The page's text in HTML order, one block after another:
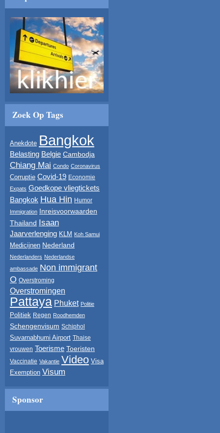
Zoek Op Tags
Anekdote Bangkok
Belasting Belgie Cambodja
Chiang Mai Condo Coronavirus
Corruptie Covid-19 Economie
Expats Goedkope vliegtickets
Bangkok Hua Hin Humor
Immigration Inreisvoorwaarden
Thailand Isaan
Jaarverlenging KLM Koh Samui
Medicijnen Nederland
Nederlanders Nederlandse
ambassade Non immigrant
O Overstroming
Overstromingen
Pattaya Phuket Politie
Politiek Regen Roodhemden
Schengenvisum Schiphol
Suvarnabhumi Airport Thaise
vrouwen Toerisme Toeristen
Vaccinatie Vakantie Video Visa
Exemption Visum
Sponsor